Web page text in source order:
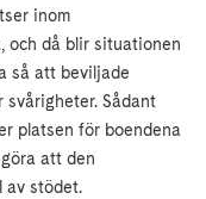
inom
och då blir situationen
så att beviljade
Sådant
platsen för boendena
att den
av stödet.